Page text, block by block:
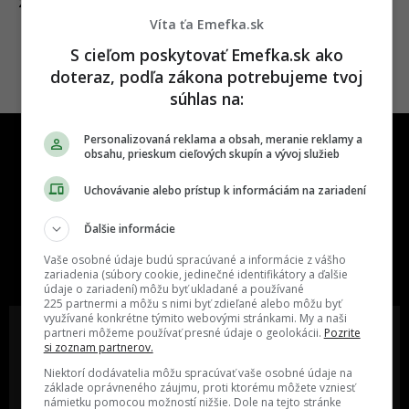
ZÁBAVA
One time najzábavnejšie miesto na
slovenskom internete, next time
najzabávnejšie miesto na svete
Oslov reklamou viac ako milión
ľudí v rôznych vekových
kategóriách a na rôznych
Vieš o niečom zaujímavom alebo
poznáš niekoho, o kom by sme
mali určite napísať?
Víta ťa Emefka.sk
S cieľom poskytovať Emefka.sk ako
doteraz, podľa zákona potrebujeme tvoj
súhlas na:
Personalizovaná reklama a obsah, meranie reklamy a
obsahu, prieskum cieľových skupín a vývoj služieb
Uchovávanie alebo prístup k informáciám na zariadení
Ďalšie informácie
Vaše osobné údaje budú spracúvané a informácie z vášho
zariadenia (súbory cookie, jedinečné identifikátory a ďalšie
údaje o zariadení) môžu byť ukladané a používané
225 partnermi a môžu s nimi byť zdieľané alebo môžu byť
využívané konkrétne týmito webovými stránkami. My a naši
partneri môžeme používať presné údaje o geolokácii. Pozrite
si zoznam partnerov.
Niektorí dodávatelia môžu spracúvať vaše osobné údaje na
základe oprávneného záujmu, proti ktorému môžete vzniesť
námietku pomocou možností nižšie. Dole na tejto stránke